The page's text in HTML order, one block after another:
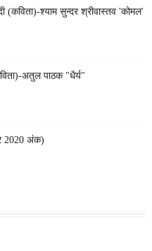
(कविता)-श्याम सुन्दर श्रीवास्तव 'कोमल'
अतुल पाठक "धैर्य"
2020 अंक)